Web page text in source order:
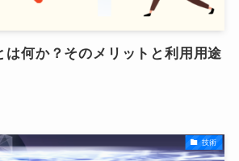
は何か？そのメリットと利用用途
技術